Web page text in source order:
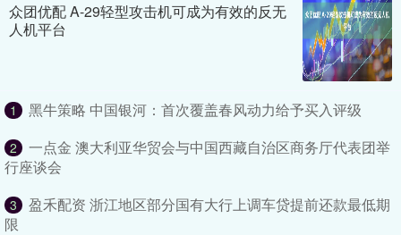
众团优配 A-29轻型攻击机可成为有效的反无
人机平台
1 黑牛策略 中国银河：首次覆盖春风动力给予买入评级
2
一点金 澳大利亚华贸会与中国西藏自治区商务厅代表团举
行座谈会
3
盈禾配资 浙江地区部分国有大行上调车贷提前还款最低期
限